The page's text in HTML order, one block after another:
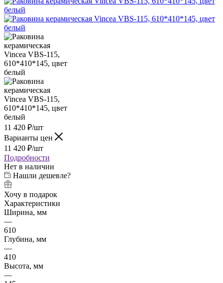
11 420 ₽/шт
Варианты цен
11 420 ₽/шт
Подробности
Нет в наличии
Нашли дешевле?
Хочу в подарок
Характеристики
Ширина, мм
—
610
Глубина, мм
—
410
Высота, мм
—